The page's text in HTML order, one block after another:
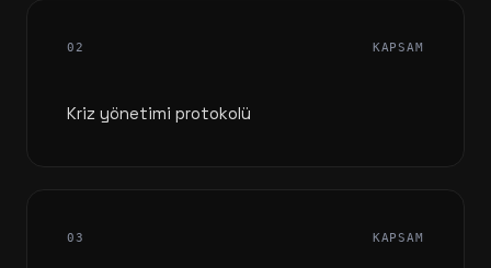
02 KAPSAM
Kriz yönetimi protokolü
03 KAPSAM